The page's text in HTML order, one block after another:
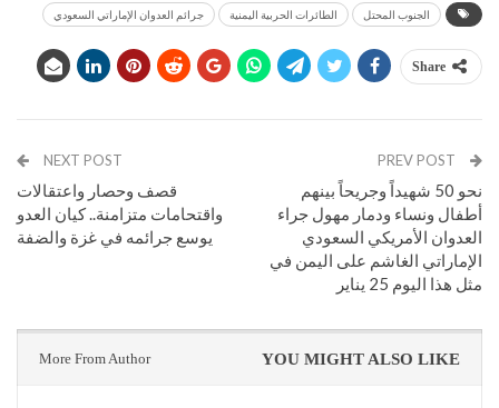
الجنوب المحتل الطائرات الحربية اليمنية جرائم العدوان الإماراتي السعودي
Share
نحو 50 شهيداً وجريحاً بينهم
أطفال ونساء ودمار مهول جراء
العدوان الأمريكي السعودي
الإماراتي الغاشم على اليمن في
مثل هذا اليوم 25 يناير
NEXT POST
قصف وحصار واعتقالات
واقتحامات متزامنة.. كيان العدو
يوسع جرائمه في غزة والضفة
YOU MIGHT ALSO LIKE
More From Author